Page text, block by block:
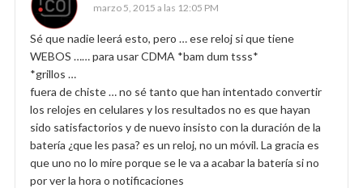
marzo 5, 2015 a las 12:05 PM
Sé que nadie leerá esto, pero … ese reloj si que tiene
WEBOS …… para usar CDMA *bam dum tsss*
*grillos …
fuera de chiste … no sé tanto que han intentado convertir
los relojes en celulares y los resultados no es que hayan
sido satisfactorios y de nuevo insisto con la duración de la
batería ¿que les pasa? es un reloj, no un móvil. La gracia es
que uno no lo mire porque se le va a acabar la batería si no
por ver la hora o notificaciones